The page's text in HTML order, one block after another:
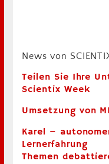
News von
Teilen Sie Ihre
Scientix Week
Umsetzung von
Karel –
Lernerfahrung
Themen